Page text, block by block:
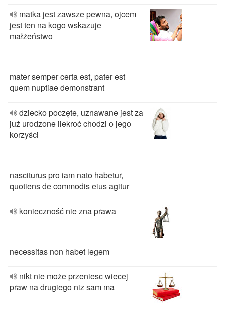
matka jest zawsze pewna, ojcem
jest ten na kogo wskazuje
małżeństwo
mater semper certa est, pater est
quem nuptiae demonstrant
dziecko poczęte, uznawane jest za
już urodzone ilekroć chodzi o jego
korzyści
nasciturus pro iam nato habetur,
quotiens de commodis eius agitur
konieczność nie zna prawa
necessitas non habet legem
nikt nie może przeniesc wiecej
praw na drugiego niz sam ma